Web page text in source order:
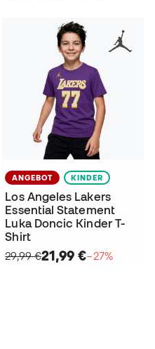
ANGEBOT KINDER
Los Angeles Lakers
Essential Statement
Luka Doncic Kinder T-
Shirt
29,99 €21,99 €−27%